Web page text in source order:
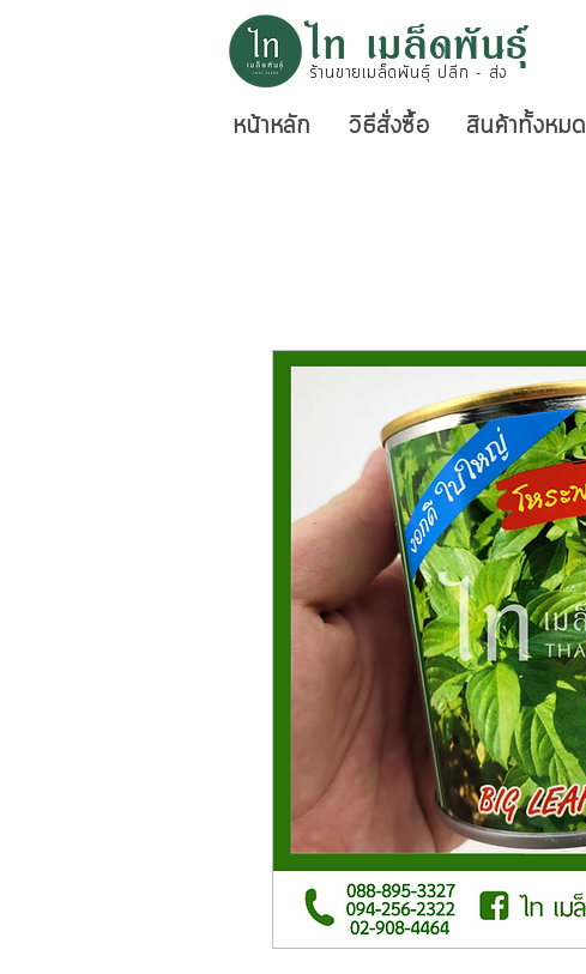
หน้าหลัก วิธีสั่งซื้อ สินค้าทั้งหมด
ไท เมล็ดพันธุ์
ร้านขายเมล็ดพันธุ์ ปลีก - ส่ง